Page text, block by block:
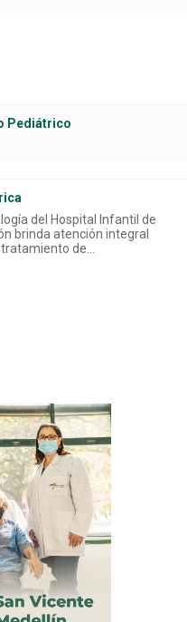
Pediátrico
del Hospital Infantil de
brinda atención integral
de...